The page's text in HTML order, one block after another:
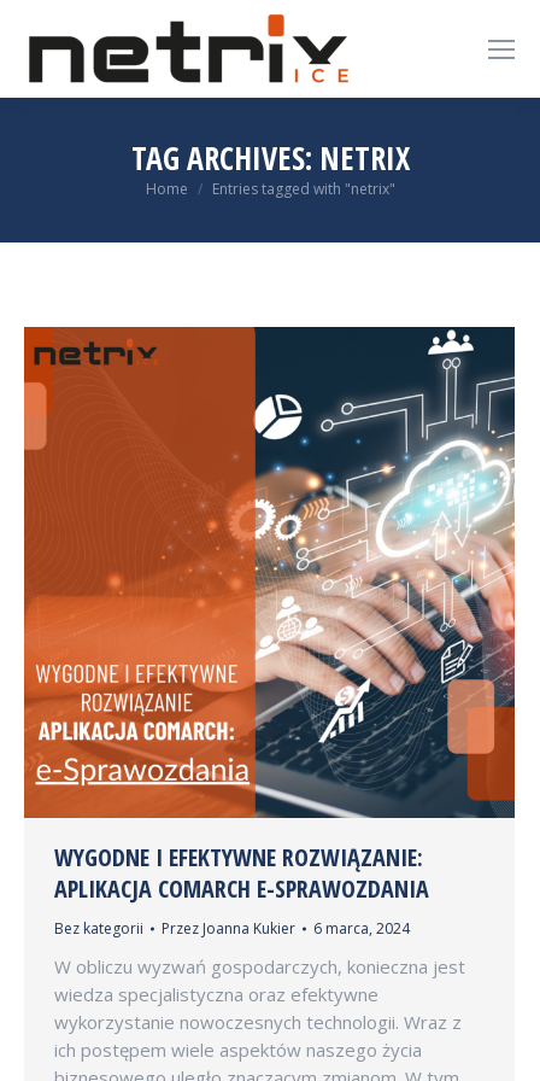
TAG ARCHIVES: NETRIX
You are here:
Home Entries tagged with "netrix"
WYGODNE I EFEKTYWNE ROZWIĄZANIE:
APLIKACJA COMARCH E-SPRAWOZDANIA
Bez kategorii Przez Joanna Kukier 6 marca, 2024
W obliczu wyzwań gospodarczych, konieczna jest
wiedza specjalistyczna oraz efektywne
wykorzystanie nowoczesnych technologii. Wraz z
ich postępem wiele aspektów naszego życia